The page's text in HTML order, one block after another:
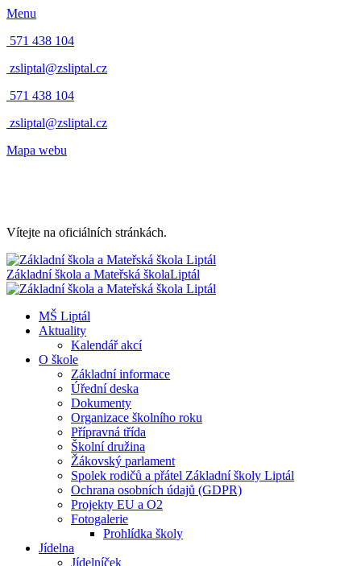
Menu
571 438 104
zsliptal@zsliptal.cz
571 438 104
zsliptal@zsliptal.cz
Mapa webu
Vítejte na oficiálních stránkách.
Základní škola a Mateřská školaLiptál
MŠ Liptál
Aktuality
Kalendář akcí
O škole
Základní informace
Úřední deska
Dokumenty
Organizace školního roku
Přípravná třída
Školní družina
Žákovský parlament
Spolek rodičů a přátel Základní školy Liptál
Ochrana osobních údajů (GDPR)
Projekty EU a O2
Fotogalerie
Prohlídka školy
Jídelna
Jídelníček